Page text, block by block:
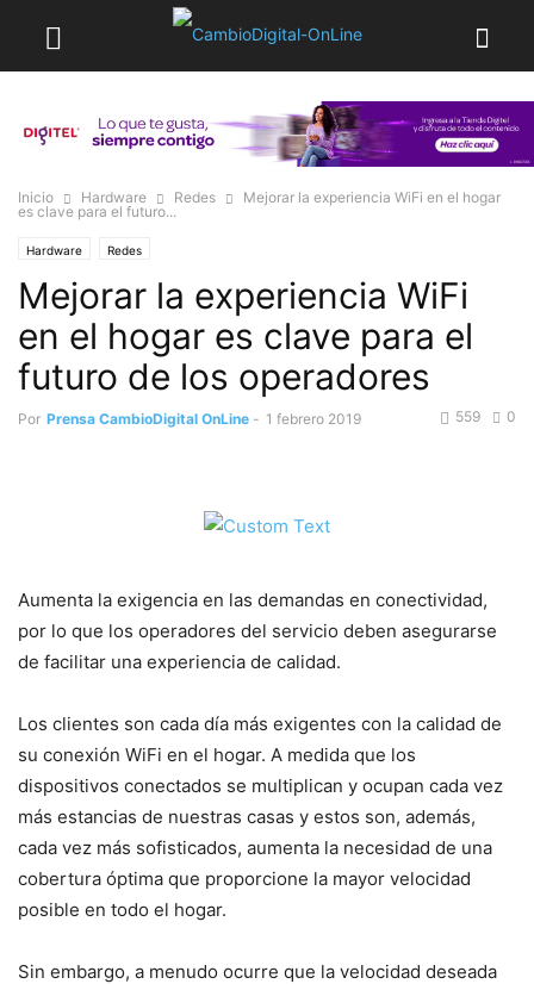
Inicio Hardware Redes
Mejorar la experiencia WiFi en el hogar
es clave para el futuro...
Hardware Redes
Mejorar la experiencia WiFi
en el hogar es clave para el
futuro de los operadores
Por Prensa CambioDigital OnLine - 1 febrero 2019 0
559
Aumenta la exigencia en las demandas en conectividad,
por lo que los operadores del servicio deben asegurarse
de facilitar una experiencia de calidad.
Los clientes son cada día más exigentes con la calidad de
su conexión WiFi en el hogar. A medida que los
dispositivos conectados se multiplican y ocupan cada vez
más estancias de nuestras casas y estos son, además,
cada vez más sofisticados, aumenta la necesidad de una
cobertura óptima que proporcione la mayor velocidad
posible en todo el hogar.
Sin embargo, a menudo ocurre que la velocidad deseada